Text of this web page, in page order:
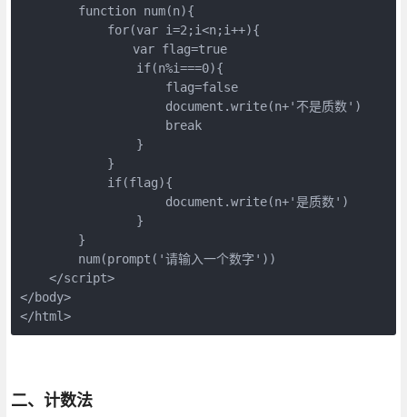
        function num(n){
            for(var i=2;i<n;i++){
            　　var flag=true
                if(n%i===0){
                    flag=false
                    document.write(n+'不是质数')
                    break
                }
            }
            if(flag){
                    document.write(n+'是质数')
                }
        }
        num(prompt('请输入一个数字'))
    </script>
</body>
</html>
二、计数法